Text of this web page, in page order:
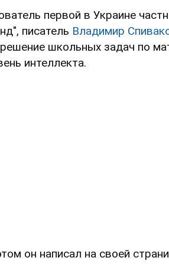
первой в Украине
писатель Владимир
школьных задач по
интеллекта.
он написал на своей